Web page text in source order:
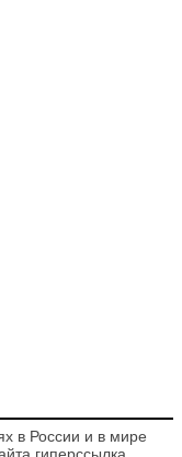
в России и в мире